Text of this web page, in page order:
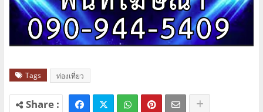
Tags ท่องเที่ยว